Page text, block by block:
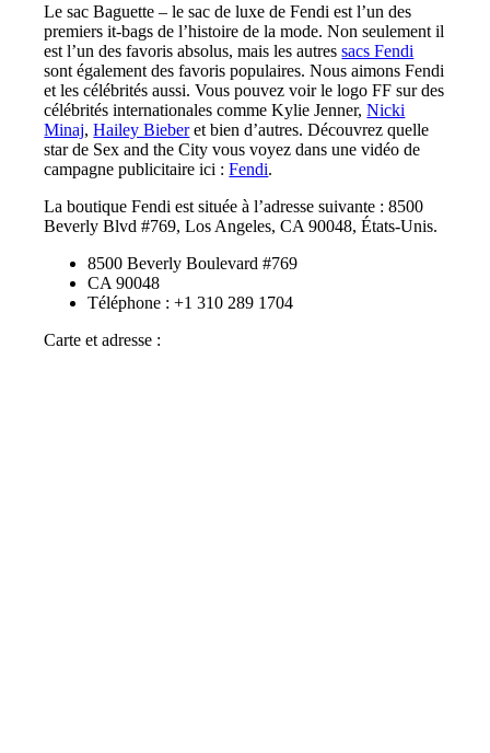
Le sac Baguette – le sac de luxe de Fendi est l’un des
premiers it-bags de l’histoire de la mode. Non seulement il
est l’un des favoris absolus, mais les autressacs Fendi
sont également des favoris populaires. Nous aimons Fendi
et les célébrités aussi. Vous pouvez voir le logo FF sur des
célébrités internationales comme Kylie Jenner,Nicki
Minaj,Hailey Bieberet bien d’autres. Découvrez quelle
star de Sex and the City vous voyez dans une vidéo de
campagne publicitaire ici :Fendi.
La boutique Fendi est située à l’adresse suivante : 8500
Beverly Blvd #769, Los Angeles, CA 90048, États-Unis.
8500 Beverly Boulevard #769
CA 90048
Téléphone : +1 310 289 1704
Carte et adresse :